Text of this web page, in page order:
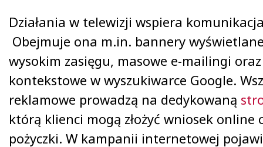
Działania w telewizji wspiera
Obejmuje ona m.in. bannery
wysokim zasięgu, masowe e-mailingi
kontekstowe w wyszukiwarce Google.
reklamowe prowadzą na dedykowaną
którą klienci mogą złożyć wniosek online
pożyczki. W kampanii internetowej